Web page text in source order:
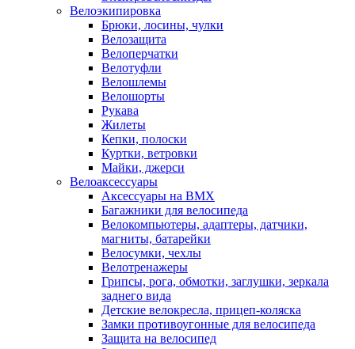
Велоэкипировка
Брюки, лосины, чулки
Велозащита
Велоперчатки
Велотуфли
Велошлемы
Велошорты
Рукава
Жилеты
Кепки, полоски
Куртки, ветровки
Майки, джерси
Велоаксессуары
Аксессуары на BMX
Багажники для велосипеда
Велокомпьютеры, адаптеры, датчики,
магниты, батарейки
Велосумки, чехлы
Велотренажеры
Грипсы, рога, обмотки, заглушки, зеркала
заднего вида
Детские велокресла, прицеп-коляска
Замки противоугонные для велосипеда
Защита на велосипед